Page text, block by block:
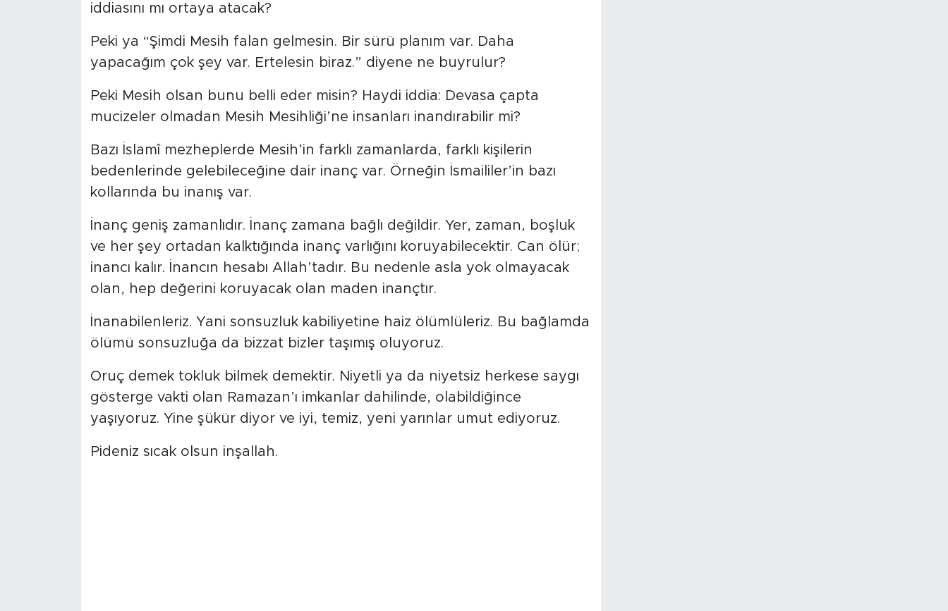
iddiasını mı ortaya atacak?
Peki ya “Şimdi Mesih falan gelmesin. Bir sürü planım var. Daha
yapacağım çok şey var. Ertelesin biraz.” diyene ne buyrulur?
Peki Mesih olsan bunu belli eder misin? Haydi iddia: Devasa çapta
mucizeler olmadan Mesih Mesihliği’ne insanları inandırabilir mi?
Bazı İslamî mezheplerde Mesih’in farklı zamanlarda, farklı kişilerin
bedenlerinde gelebileceğine dair inanç var. Örneğin İsmaililer’in bazı
kollarında bu inanış var.
İnanç geniş zamanlıdır. İnanç zamana bağlı değildir. Yer, zaman, boşluk
ve her şey ortadan kalktığında inanç varlığını koruyabilecektir. Can ölür;
inancı kalır. İnancın hesabı Allah’tadır. Bu nedenle asla yok olmayacak
olan, hep değerini koruyacak olan maden inançtır.
İnanabilenleriz. Yani sonsuzluk kabiliyetine haiz ölümlüleriz. Bu bağlamda
ölümü sonsuzluğa da bizzat bizler taşımış oluyoruz.
Oruç demek tokluk bilmek demektir. Niyetli ya da niyetsiz herkese saygı
gösterge vakti olan Ramazan’ı imkanlar dahilinde, olabildiğince
yaşıyoruz. Yine şükür diyor ve iyi, temiz, yeni yarınlar umut ediyoruz.
Pideniz sıcak olsun inşallah.